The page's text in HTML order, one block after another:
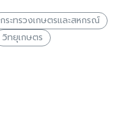
กระทรวงเกษตรเเละสหกรณ์
วิทยุเกษตร